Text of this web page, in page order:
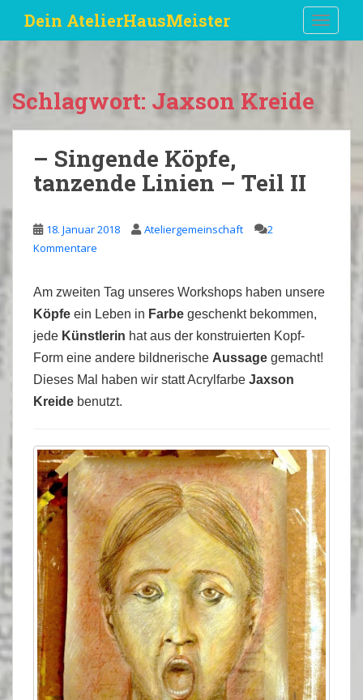
i
o
n
Dein AtelierHausMeister
Schlagwort: Jaxson Kreide
– Singende Köpfe,
tanzende Linien – Teil II
18. Januar 2018 Ateliergemeinschaft
2
Kommentare
Am zweiten Tag unseres Workshops haben unsere
Köpfe ein Leben in Farbe geschenkt bekommen,
jede Künstlerin hat aus der konstruierten Kopf-
Form eine andere bildnerische Aussage gemacht!
Dieses Mal haben wir statt Acrylfarbe Jaxson
Kreide benutzt.